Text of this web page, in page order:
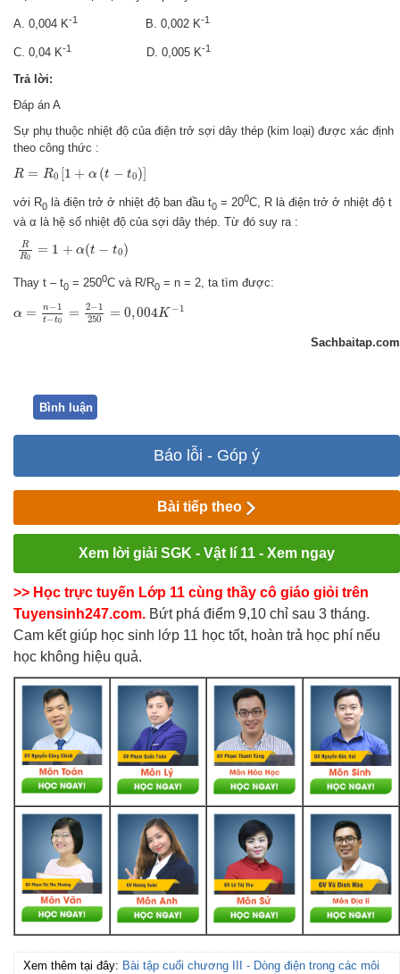
A. 0,004 K-1 B. 0,002 K-1
C. 0,04 K-1 D. 0,005 K-1
Trả lời:
Đáp án A
Sự phụ thuộc nhiệt độ của điện trở sợi dây thép (kim loại) được xác định
theo công thức :
R = R0 [1 + α (t − t0)]
R= 0[1 +α (t 0)]
với R0 là điện trở ở nhiệt độ ban đầu t0 = 200C, R là điện trở ở nhiệt độ t
và α là hệ số nhiệt độ của sợi dây thép. Từ đó suy ra :
R
R0
= 1 + α(t − t0)
RR −
Thay t – t0 = 2500C và R/R0 = n = 2, ta tìm được:
α = n−1
t−t0
= 2−1
250
= 0,004K −1
−1 − 2− 1 −
Sachbaitap.com
Bình luận
Báo lỗi - Góp ý
Bài tiếp theo
Xem lời giải SGK - Vật lí 11 - Xem ngay
>> Học trực tuyến Lớp 11 cùng thầy cô giáo giỏi trên
Tuyensinh247.com. Bứt phá điểm 9,10 chỉ sau 3 tháng.
Cam kết giúp học sinh lớp 11 học tốt, hoàn trả học phí nếu
học không hiệu quả.
Xem thêm tại đây: Bài tập cuối chương III - Dòng điện trong các môi